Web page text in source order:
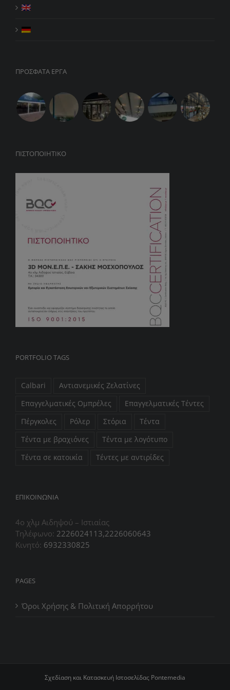
ΠΡΟΣΦΑΤΑ ΕΡΓΑ
ΠΙΣΤΟΠΟΙΗΤΙΚΌ
PORTFOLIO TAGS
Calbari
Αντιανεμικές Ζελατίνες
Επαγγελματικές Ομπρέλες
Επαγγελματικές Τέντες
Πέργκολες
Ρόλερ Στόρια
Τέντα
Τέντα με βραχιόνες
Τέντα με λογότυπο
Τέντα σε κατοικία
Τέντες με αντιρίδες
ΕΠIΚΟΙΝΩΝΙΑ
4ο χλμ Αιδηψού – Ιστιαίας
Τηλέφωνο: 2226024113,2226060643
Κινητό: 6932330825
PAGES
Όροι Χρήσης & Πολιτική Απορρήτου
Σχεδίαση και Κατασκευή Ιστοσελίδας Pontemedia